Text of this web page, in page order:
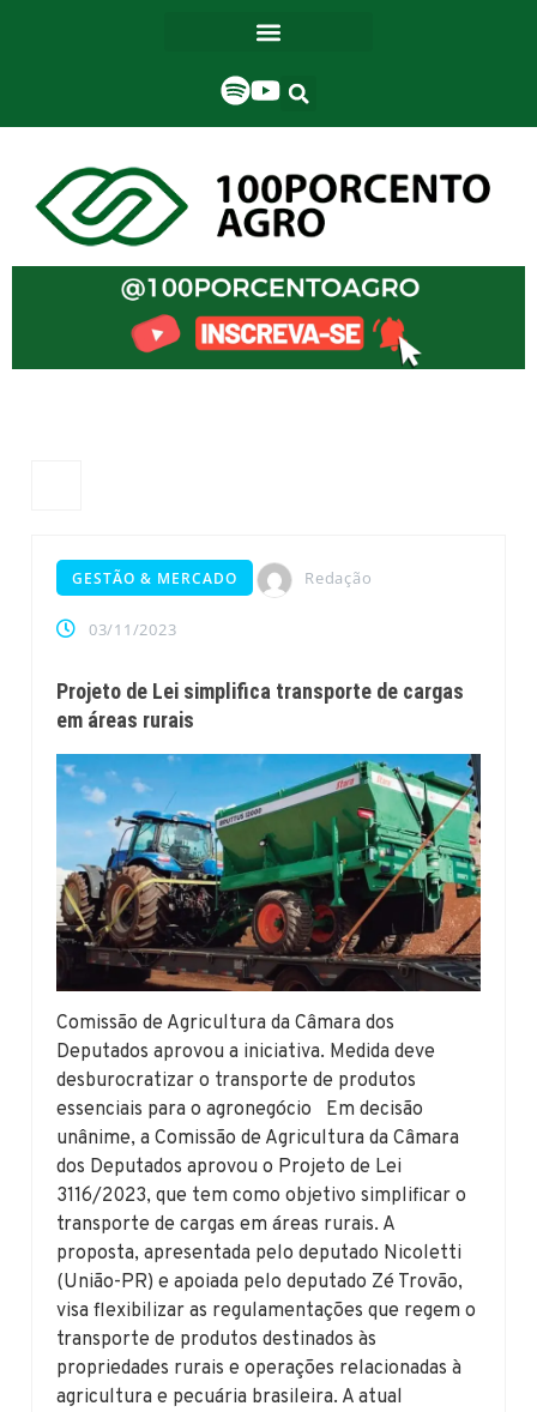
GESTÃO & MERCADO Redação
03/11/2023
Projeto de Lei simplifica transporte de cargas
em áreas rurais
Comissão de Agricultura da Câmara dos
Deputados aprovou a iniciativa. Medida deve
desburocratizar o transporte de produtos
essenciais para o agronegócio Em decisão
unânime, a Comissão de Agricultura da Câmara
dos Deputados aprovou o Projeto de Lei
3116/2023, que tem como objetivo simplificar o
transporte de cargas em áreas rurais. A
proposta, apresentada pelo deputado Nicoletti
(União-PR) e apoiada pelo deputado Zé Trovão,
visa flexibilizar as regulamentações que regem o
transporte de produtos destinados às
propriedades rurais e operações relacionadas à
agricultura e pecuária brasileira. A atual